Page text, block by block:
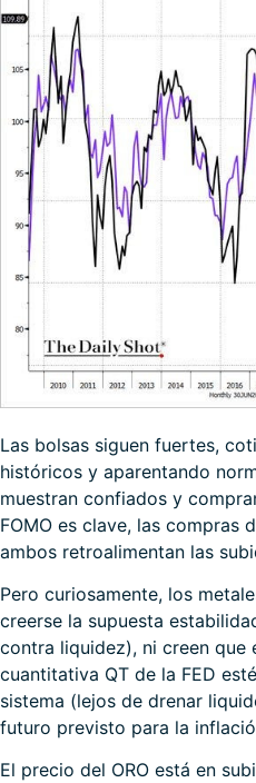
Las bolsas siguen fuertes,
históricos y aparentando
muestran confiados y
FOMO es clave, las compras
ambos retroalimentan las
Pero curiosamente, los
creerse la supuesta
contra liquidez), ni creen
cuantitativa QT de la FED
sistema (lejos de drenar
futuro previsto para la
El precio del ORO está en